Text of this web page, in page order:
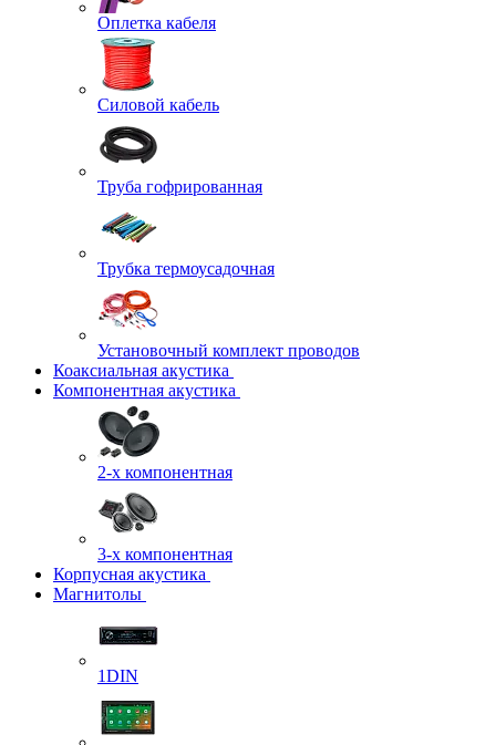
Оплетка кабеля
Силовой кабель
Труба гофрированная
Трубка термоусадочная
Установочный комплект проводов
Коаксиальная акустика
Компонентная акустика
2-х компонентная
3-х компонентная
Корпусная акустика
Магнитолы
1DIN